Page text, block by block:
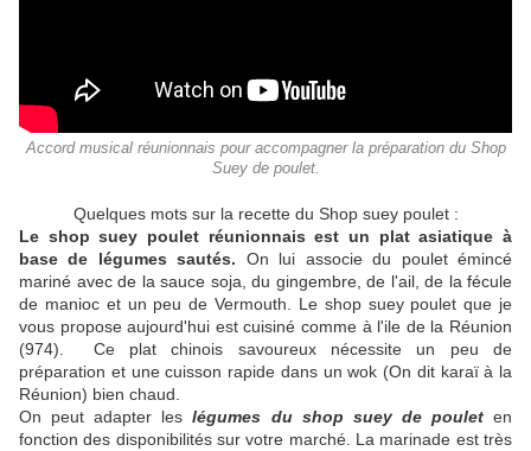
Accord musical réunionnais pour accompagner la préparation du Shop
Suey de poulet.
Quelques mots sur la recette du Shop suey poulet :
Le shop suey poulet réunionnais est un plat asiatique à
base de légumes sautés. On lui associe du poulet émincé
mariné avec de la sauce soja, du gingembre, de l'ail, de la fécule
de manioc et un peu de Vermouth. Le shop suey poulet que je
vous propose aujourd'hui est cuisiné comme à l'ile de la Réunion
(974). Ce plat chinois savoureux nécessite un peu de
préparation et une cuisson rapide dans un wok (On dit karaï à la
Réunion) bien chaud.
On peut adapter leslégumes du shop suey de pouleten
fonction des disponibilités sur votre marché. La marinade est très